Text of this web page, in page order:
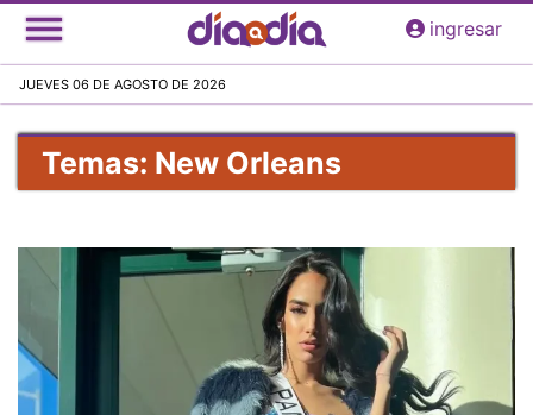
Pasar
al
principal
ingresar
JUEVES 06 DE AGOSTO DE 2026
Temas: New Orleans